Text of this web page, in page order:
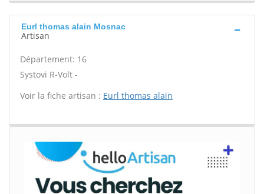
Eurl thomas alain Mosnac
Artisan
Département: 16
Systovi R-Volt -
Voir la fiche artisan : Eurl thomas alain